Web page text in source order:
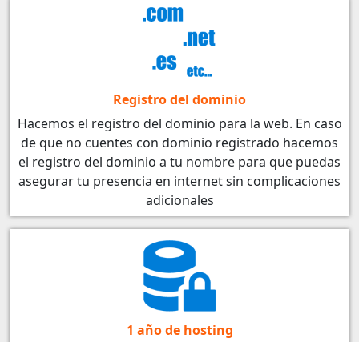
Registro del dominio
Hacemos el registro del dominio para la web. En caso
de que no cuentes con dominio registrado hacemos
el registro del dominio a tu nombre para que puedas
asegurar tu presencia en internet sin complicaciones
adicionales
1 año de hosting